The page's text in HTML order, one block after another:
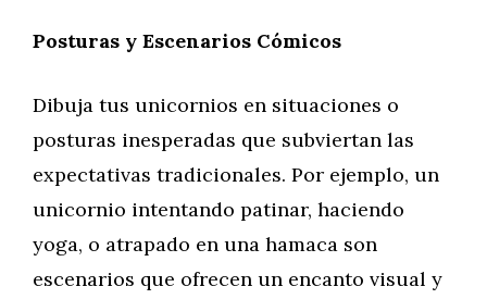
Posturas y Escenarios Cómicos
Dibuja tus unicornios en situaciones o
posturas inesperadas que subviertan las
expectativas tradicionales. Por ejemplo, un
unicornio intentando patinar, haciendo
yoga, o atrapado en una hamaca son
escenarios que ofrecen un encanto visual y